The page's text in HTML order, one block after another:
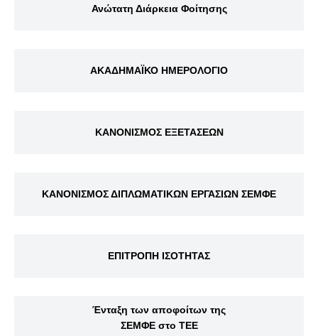
Ανώτατη Διάρκεια Φοίτησης
ΑΚΑΔΗΜΑΪΚΟ ΗΜΕΡΟΛΟΓΙΟ
ΚΑΝΟΝΙΣΜΟΣ ΕΞΕΤΑΣΕΩΝ
ΚΑΝΟΝΙΣΜΟΣ ΔΙΠΛΩΜΑΤΙΚΩΝ ΕΡΓΑΣΙΩΝ ΣΕΜΦΕ
ΕΠΙΤΡΟΠΗ ΙΣΟΤΗΤΑΣ
Ένταξη των αποφοίτων της
ΣΕΜΦΕ στο ΤΕΕ